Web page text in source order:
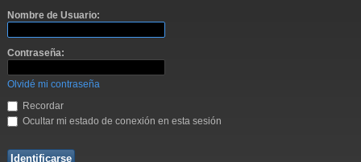
Nombre de Usuario:
Contraseña:
Olvidé mi contraseña
Recordar
Ocultar mi estado de conexión en esta sesión